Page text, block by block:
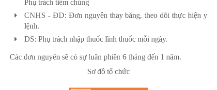
Phụ trách tiêm chủng
CNHS - ĐD: Đơn nguyên thay băng, theo dõi thực hiện y
lệnh.
DS: Phụ trách nhập thuốc lĩnh thuốc mỗi ngày.
Các đơn nguyên sẽ có sự luân phiên 6 tháng đến 1 năm.
Sơ đồ tổ chức